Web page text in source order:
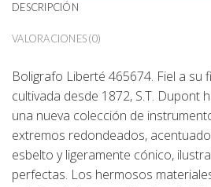
DESCRIPCIÓN
VALORACIONES (0)
Boligrafo Liberté 465674. Fiel a su
cultivada desde 1872, S.T. Dupont
una nueva colección de
extremos redondeados,
esbelto y ligeramente cónico,
perfectas. Los hermosos